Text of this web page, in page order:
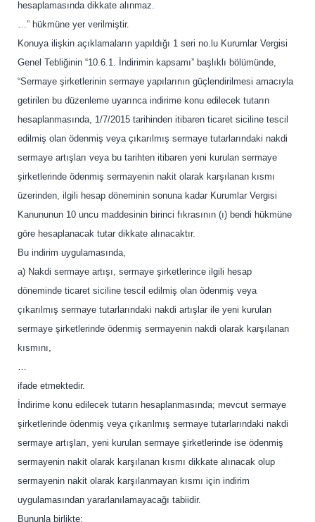
hesaplamasında dikkate alınmaz.
…” hükmüne yer verilmiştir.
Konuya ilişkin açıklamaların yapıldığı 1 seri no.lu Kurumlar Vergisi
Genel Tebliğinin “10.6.1. İndirimin kapsamı” başlıklı bölümünde,
“Sermaye şirketlerinin sermaye yapılarının güçlendirilmesi amacıyla
getirilen bu düzenleme uyarınca indirime konu edilecek tutarın
hesaplanmasında, 1/7/2015 tarihinden itibaren ticaret siciline tescil
edilmiş olan ödenmiş veya çıkarılmış sermaye tutarlarındaki nakdi
sermaye artışları veya bu tarihten itibaren yeni kurulan sermaye
şirketlerinde ödenmiş sermayenin nakit olarak karşılanan kısmı
üzerinden, ilgili hesap döneminin sonuna kadar Kurumlar Vergisi
Kanununun 10 uncu maddesinin birinci fıkrasının (ı) bendi hükmüne
göre hesaplanacak tutar dikkate alınacaktır.
Bu indirim uygulamasında,
a) Nakdi sermaye artışı, sermaye şirketlerince ilgili hesap
döneminde ticaret siciline tescil edilmiş olan ödenmiş veya
çıkarılmış sermaye tutarlarındaki nakdi artışlar ile yeni kurulan
sermaye şirketlerinde ödenmiş sermayenin nakdi olarak karşılanan
kısmını,
…
ifade etmektedir.
İndirime konu edilecek tutarın hesaplanmasında; mevcut sermaye
şirketlerinde ödenmiş veya çıkarılmış sermaye tutarlarındaki nakdi
sermaye artışları, yeni kurulan sermaye şirketlerinde ise ödenmiş
sermayenin nakit olarak karşılanan kısmı dikkate alınacak olup
sermayenin nakit olarak karşılanmayan kısmı için indirim
uygulamasından yararlanılamayacağı tabiidir.
Bununla birlikte;